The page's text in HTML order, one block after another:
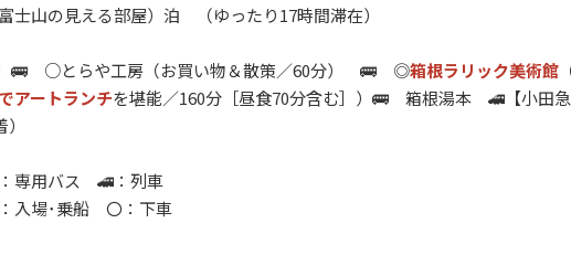
士山の見える部屋）泊 （ゆったり17時間滞在）
）🚌 ○とらや工房（お買い物＆散策／60分） 🚌 ◎箱根ラリック美術館
アートランチを堪能／160分［昼食70分含む］）🚌 箱根湯本 🚄【小田
専用バス 🚄：列車
入場･乗船 〇：下車